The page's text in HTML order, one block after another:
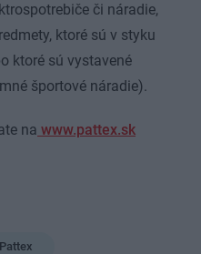
či náradie,
ktoré sú v styku
ktoré sú vystavené
športové náradie).
na www.pattex.sk
Pattex